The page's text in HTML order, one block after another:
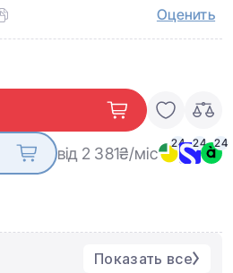
Оценить
від 2 381₴/міс
24 24 24
Показать все